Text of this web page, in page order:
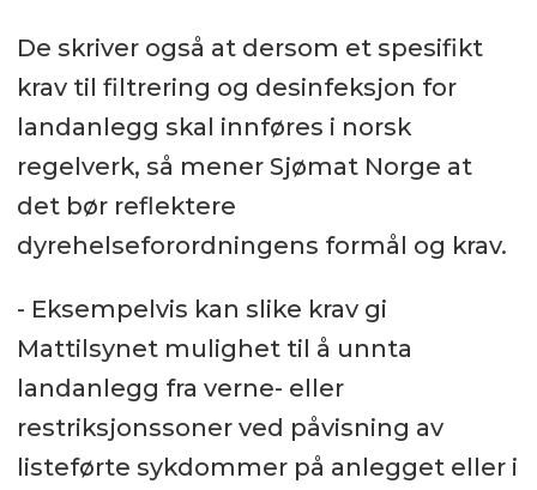
De skriver også at dersom et spesifikt
krav til filtrering og desinfeksjon for
landanlegg skal innføres i norsk
regelverk, så mener Sjømat Norge at
det bør reflektere
dyrehelseforordningens formål og krav.
- Eksempelvis kan slike krav gi
Mattilsynet mulighet til å unnta
landanlegg fra verne- eller
restriksjonssoner ved påvisning av
listeførte sykdommer på anlegget eller i